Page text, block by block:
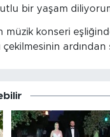
bir yaşam
müzik konseri
ardından